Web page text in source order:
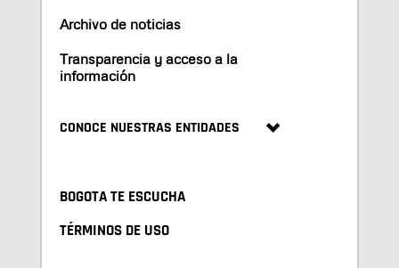
Archivo de noticias
Transparencia y acceso a la
información
CONOCE NUESTRAS ENTIDADES
BOGOTA TE ESCUCHA
TÉRMINOS DE USO